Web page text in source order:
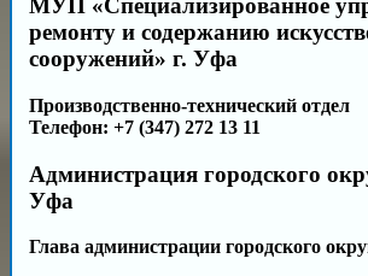
МУП «Специализированное
ремонту и содержанию
сооружений» г. Уфа
Производственно-технический отдел
Телефон: +7 (347) 272 13 11
Администрация городского
Уфа
Глава администрации городского